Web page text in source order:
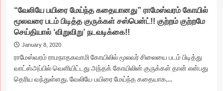
ஜெயலட்சுமிக்கு
பதிலாக
விஜயலட்சுமிக்கு
வெற்றி
சான்றிதழ்
விவகாரம்..!!
தேர்தல்
அதிகாரி
“வேலியே பயிரை மேய்ந்த கதையானது” ராமேஸ்வரம் கோயில்
மூலவரை படம் பிடித்த குருக்கள் சஸ்பென்ட்!! குற்றம் குற்றமே
செய்தியால் ‘விறுவிறு’ நடவடிக்கை!!
January 8, 2020
ராமேஸ்வரம் ராமநாதசுவாமி கோயிலில் மூலவர் சிலையை படம் பிடித்து
வாட்ஸ்அப்பில் வெளியிட்டது அந்தக் கோயிலின் குருக்கள் தான் என்பது
தெரிய வந்துள்ளது. வேலியே பயிரை மேய்ந்த கதையாக,...